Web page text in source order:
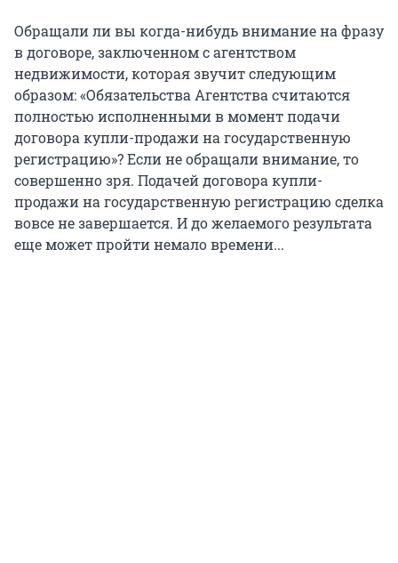
Обращали ли вы когда-нибудь внимание на фразу
в договоре, заключенном с агентством
недвижимости, которая звучит следующим
образом: «Обязательства Агентства считаются
полностью исполненными в момент подачи
договора купли-продажи на государственную
регистрацию»? Если не обращали внимание, то
совершенно зря. Подачей договора купли-
продажи на государственную регистрацию сделка
вовсе не завершается. И до желаемого результата
еще может пройти немало времени...